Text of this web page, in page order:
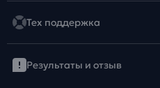
Тех поддержка
Результаты и отзыв